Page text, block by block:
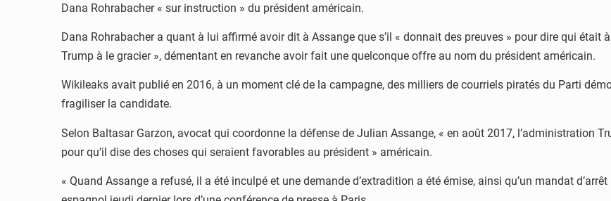
Dana Rohrabacher « sur instruction » du président américain.
Dana Rohrabacher a quant à lui affirmé avoir dit à Assange que s’il « donnait des preuves » pour dire qui était
Trump à le gracier », démentant en revanche avoir fait une quelconque offre au nom du président américain.
Wikileaks avait publié en 2016, à un moment clé de la campagne, des milliers de courriels piratés du Parti
fragiliser la candidate.
Selon Baltasar Garzon, avocat qui coordonne la défense de Julian Assange, « en août 2017, l’administration
pour qu’il dise des choses qui seraient favorables au président » américain.
« Quand Assange a refusé, il a été inculpé et une demande d’extradition a été émise, ainsi qu’un mandat